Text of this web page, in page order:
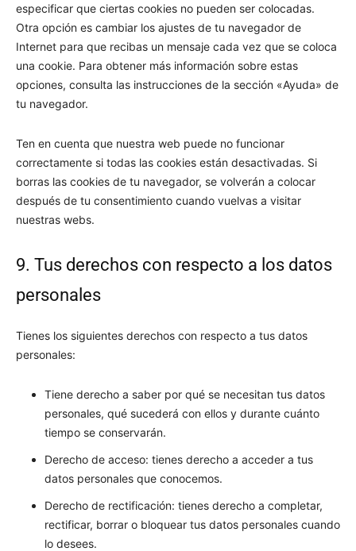
especificar que ciertas cookies no pueden ser colocadas.
Otra opción es cambiar los ajustes de tu navegador de
Internet para que recibas un mensaje cada vez que se coloca
una cookie. Para obtener más información sobre estas
opciones, consulta las instrucciones de la sección «Ayuda» de
tu navegador.
Ten en cuenta que nuestra web puede no funcionar
correctamente si todas las cookies están desactivadas. Si
borras las cookies de tu navegador, se volverán a colocar
después de tu consentimiento cuando vuelvas a visitar
nuestras webs.
9. Tus derechos con respecto a los datos
personales
Tienes los siguientes derechos con respecto a tus datos
personales:
Tiene derecho a saber por qué se necesitan tus datos
personales, qué sucederá con ellos y durante cuánto
tiempo se conservarán.
Derecho de acceso: tienes derecho a acceder a tus
datos personales que conocemos.
Derecho de rectificación: tienes derecho a completar,
rectificar, borrar o bloquear tus datos personales cuando
lo desees.